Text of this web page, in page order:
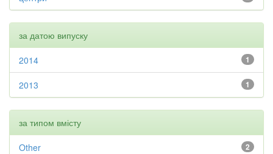
за датою випуску
1
2014
1
2013
за типом вмісту
2
Other